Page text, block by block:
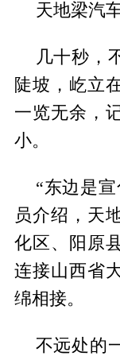
天地梁汽
几十秒，
陡坡，屹立
一览无余，
小。
“东边是
员介绍，天
化区、阳原
连接山西省
绵相接。
不远处的